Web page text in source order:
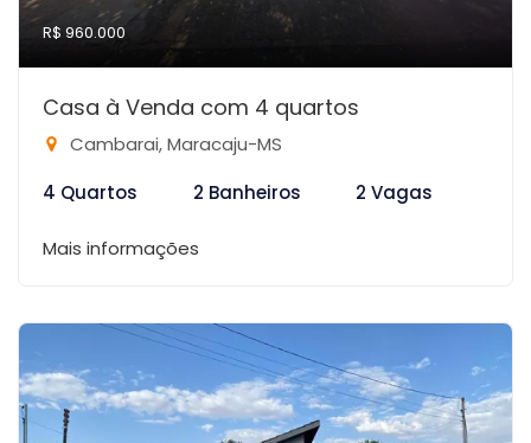
R$ 960.000
Casa à Venda com 4 quartos
Cambarai, Maracaju-MS
4 Quartos
2 Banheiros 2 Vagas
Mais informações